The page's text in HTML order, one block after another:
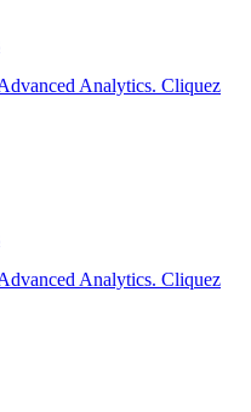
Analytics. Cliquez
Analytics. Cliquez